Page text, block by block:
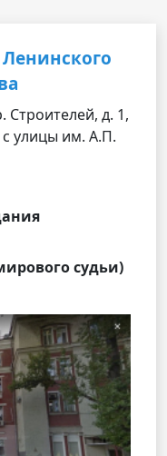
Строителей, д. 1,
улицы им. А.П.
судьи)